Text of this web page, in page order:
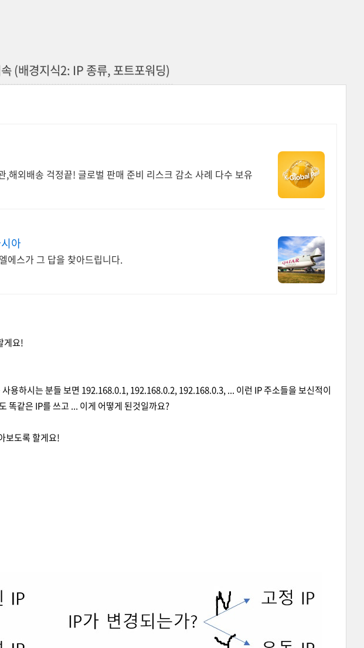
(배경지식2: IP 종류, 포트포워딩)
해외배송 걱정끝! 글로벌 판매 준비 리스크 감소 사례 다수 보유
아
에스가 그 답을 찾아드립니다.
게요!
용하시는 분들 보면 192.168.0.1, 192.168.0.2, 192.168.0.3, ... 이런 IP 주소들을 보신적이
똑같은 IP를 쓰고 ... 이게 어떻게 된것일까요?
보도록 할게요!